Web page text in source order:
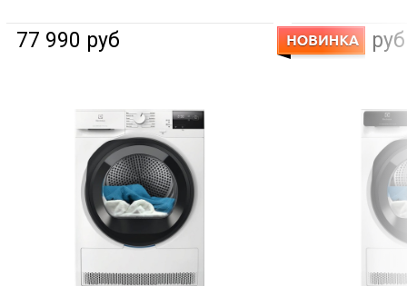
77 990 руб 98 990 руб